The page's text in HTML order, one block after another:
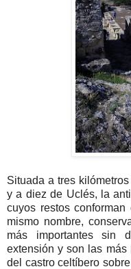
Situada a tres
y a diez de Uclés, la
cuyos restos
mismo nombre,
más importantes sin
extensión y son las más
del castro celtíbero